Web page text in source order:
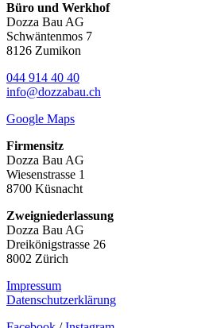
Büro und Werkhof
Dozza Bau AG
Schwäntenmos 7
8126 Zumikon
044 914 40 40
info@dozzabau.ch
Google Maps
Firmensitz
Dozza Bau AG
Wiesenstrasse 1
8700 Küsnacht
Zweigniederlassung
Dozza Bau AG
Dreikönigstrasse 26
8002 Zürich
Impressum
Datenschutzerklärung